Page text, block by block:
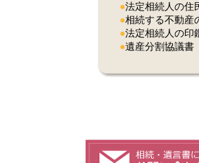
●法定相続人の住
●相続する不動産
●法定相続人の印
●遺産分割協議書